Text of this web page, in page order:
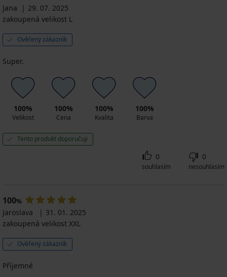
Jana
29. 07. 2025
zakoupená velikost L
Ověřený zákazník
Super.
100%
Velikost
100%
Cena
100%
Kvalita
100%
Barva
Tento produkt doporučuji
0
souhlasím
0
nesouhlasím
100%
Jaroslava
31. 01. 2025
zakoupená velikost XXL
Ověřený zákazník
Příjemné